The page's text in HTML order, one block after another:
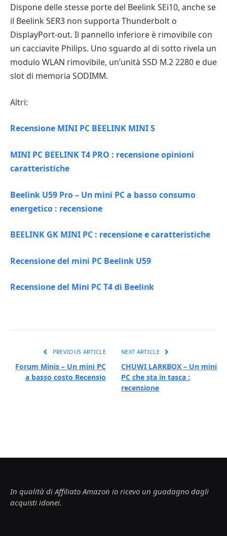
Dispone delle stesse porte del Beelink SEi10, anche se
il Beelink SER3 non supporta Thunderbolt o
DisplayPort-out. Il pannello inferiore è rimovibile con
un cacciavite Philips. Uno sguardo al di sotto rivela un
modulo WLAN rimovibile, un’unità SSD M.2 2280 e due
slot di memoria SODIMM.
Altri:
Recensione MINI PC BEELINK MINI S
MINI PC BEELINK T4 PRO : recensione opinioni
caratteristiche
Beelink U59 Pro – Un mini PC a basso consumo
energetico : recensione
BEELINK GK MINI PC : recensione e caratteristiche
Recensione del mini PC Beelink U59
Recensione del Mini PC T4 di Beelink
PREVIOUS ARTICLE
Forum Minis – Un mini PC
a basso costo Recensio
NEXT ARTICLE
CHUWI LARKBOX – Un mini
PC che sta in tasca :
recensione
In qualità di Affiliato Amazon io ricevo un guadagno dagli
acquisti idonei.